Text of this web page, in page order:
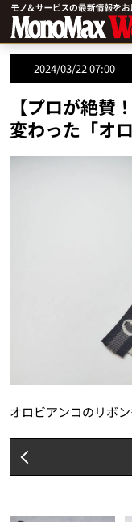
2024/03/22 07:00
【プロが絶賛
変わった「オ
オロビアンコのリボ